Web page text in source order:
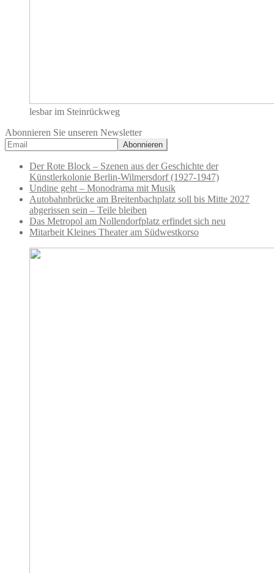
lesbar im Steinrückweg
Abonnieren Sie unseren Newsletter
Der Rote Block – Szenen aus der Geschichte der
Künstlerkolonie Berlin-Wilmersdorf (1927-1947)
Undine geht – Monodrama mit Musik
Autobahnbrücke am Breitenbachplatz soll bis Mitte 2027
abgerissen sein – Teile bleiben
Das Metropol am Nollendorfplatz erfindet sich neu
Mitarbeit Kleines Theater am Südwestkorso